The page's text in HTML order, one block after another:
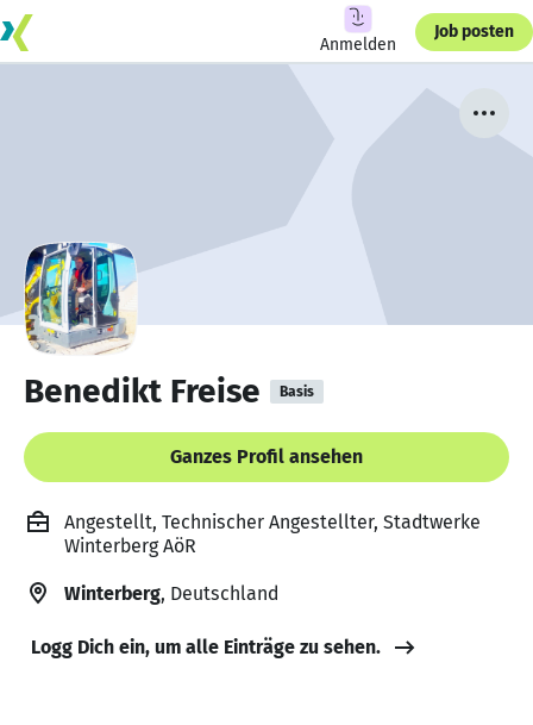
Anmelden
Job posten
Benedikt Freise Basis
Ganzes Profil ansehen
Angestellt, Technischer Angestellter, Stadtwerke
Winterberg AöR
Winterberg, Deutschland
Logg Dich ein, um alle Einträge zu sehen.